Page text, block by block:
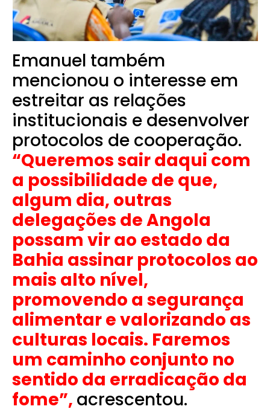
Emanuel também
mencionou o interesse em
estreitar as relações
institucionais e desenvolver
protocolos de cooperação.
“Queremos sair daqui com
a possibilidade de que,
algum dia, outras
delegações de Angola
possam vir ao estado da
Bahia assinar protocolos ao
mais alto nível,
promovendo a segurança
alimentar e valorizando as
culturas locais. Faremos
um caminho conjunto no
sentido da erradicação da
fome”, acrescentou.